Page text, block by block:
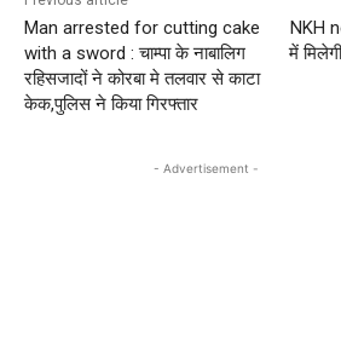
Man arrested for cutting cake
with a sword : चाम्पा के नाबालिग
रहिसजादों ने कोरबा मे तलवार से काटा
केक,पुलिस ने किया गिरफ्तार
NKH
में
- Advertisement -